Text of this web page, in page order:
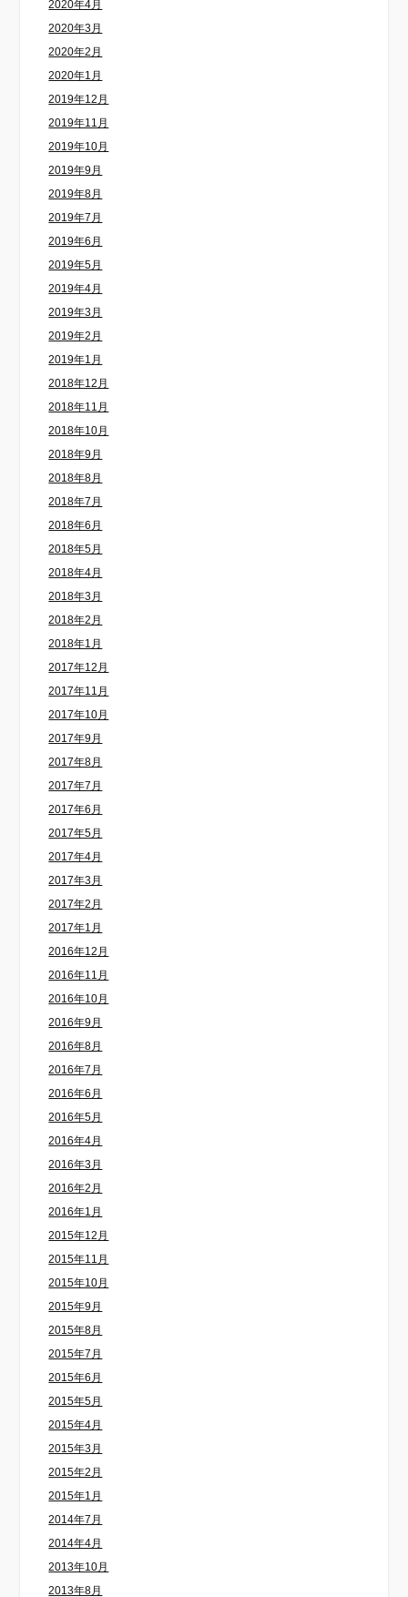
2020年4月
2020年3月
2020年2月
2020年1月
2019年12月
2019年11月
2019年10月
2019年9月
2019年8月
2019年7月
2019年6月
2019年5月
2019年4月
2019年3月
2019年2月
2019年1月
2018年12月
2018年11月
2018年10月
2018年9月
2018年8月
2018年7月
2018年6月
2018年5月
2018年4月
2018年3月
2018年2月
2018年1月
2017年12月
2017年11月
2017年10月
2017年9月
2017年8月
2017年7月
2017年6月
2017年5月
2017年4月
2017年3月
2017年2月
2017年1月
2016年12月
2016年11月
2016年10月
2016年9月
2016年8月
2016年7月
2016年6月
2016年5月
2016年4月
2016年3月
2016年2月
2016年1月
2015年12月
2015年11月
2015年10月
2015年9月
2015年8月
2015年7月
2015年6月
2015年5月
2015年4月
2015年3月
2015年2月
2015年1月
2014年7月
2014年4月
2013年10月
2013年8月